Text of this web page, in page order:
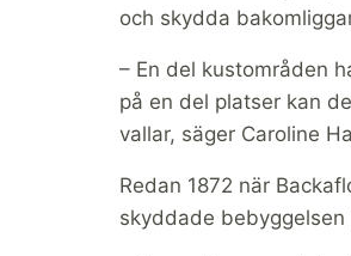
och skydda
– En del kustområden
på en del platser kan
vallar, säger Caroline
Redan 1872 när
skyddade